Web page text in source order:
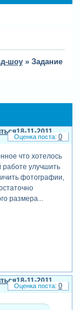
шоу » Задание
18-11-2011
что хотелось
работе улучшить
фотографии,
размера...
0
18-11-2011
0